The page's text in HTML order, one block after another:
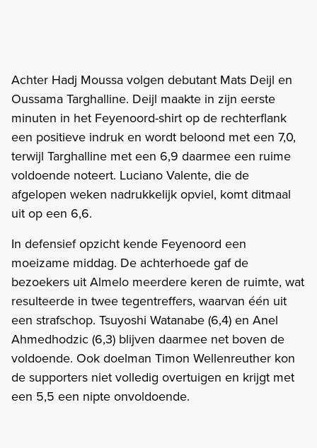
Achter Hadj Moussa volgen debutant Mats Deijl en
Oussama Targhalline. Deijl maakte in zijn eerste
minuten in het Feyenoord-shirt op de rechterflank
een positieve indruk en wordt beloond met een 7,0,
terwijl Targhalline met een 6,9 daarmee een ruime
voldoende noteert. Luciano Valente, die de
afgelopen weken nadrukkelijk opviel, komt ditmaal
uit op een 6,6.
In defensief opzicht kende Feyenoord een
moeizame middag. De achterhoede gaf de
bezoekers uit Almelo meerdere keren de ruimte, wat
resulteerde in twee tegentreffers, waarvan één uit
een strafschop. Tsuyoshi Watanabe (6,4) en Anel
Ahmedhodzic (6,3) blijven daarmee net boven de
voldoende. Ook doelman Timon Wellenreuther kon
de supporters niet volledig overtuigen en krijgt met
een 5,5 een nipte onvoldoende.